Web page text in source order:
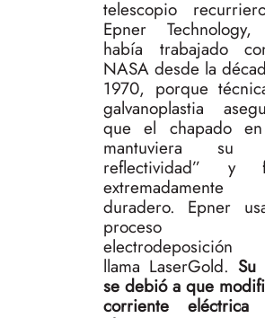
telescopio
Epner
había trabajado
NASA desde la
1970, porque
galvanoplastia
que el chapado
mantuviera su
reflectividad” y
extremadamente
duradero. Epner
proceso
electrodeposición
llama LaserGold. Su
se debió a que
corriente eléctrica